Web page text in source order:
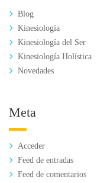
Blog
Kinesiología
Kinesiología del Ser
Kinesiología Holística
Novedades
Meta
Acceder
Feed de entradas
Feed de comentarios